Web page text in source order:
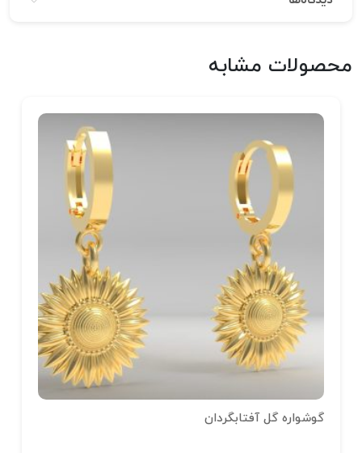
محصولات مشابه
گوشواره گل آفتابگردان